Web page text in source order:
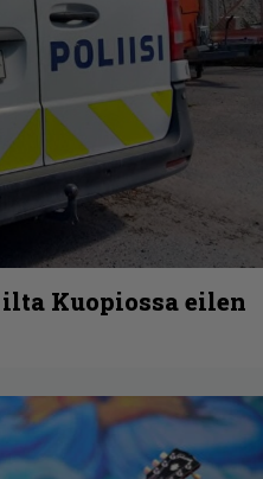
Kuopiossa eilen